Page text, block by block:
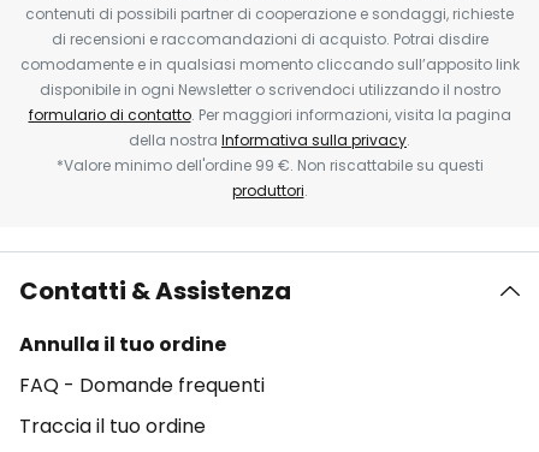
contenuti di possibili partner di cooperazione e sondaggi, richieste
di recensioni e raccomandazioni di acquisto. Potrai disdire
comodamente e in qualsiasi momento cliccando sull’apposito link
disponibile in ogni Newsletter o scrivendoci utilizzando il nostro
formulario di contatto. Per maggiori informazioni, visita la pagina
della nostra Informativa sulla privacy.
*Valore minimo dell'ordine 99 €. Non riscattabile su questi
produttori.
Contatti & Assistenza
Annulla il tuo ordine
FAQ - Domande frequenti
Traccia il tuo ordine